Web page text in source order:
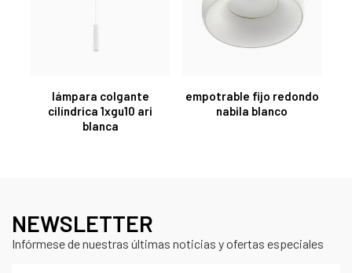
lámpara colgante
cilíndrica 1xgu10 ari
blanca
empotrable fijo redondo
nabila blanco
NEWSLETTER
Infórmese de nuestras últimas noticias y ofertas especiales